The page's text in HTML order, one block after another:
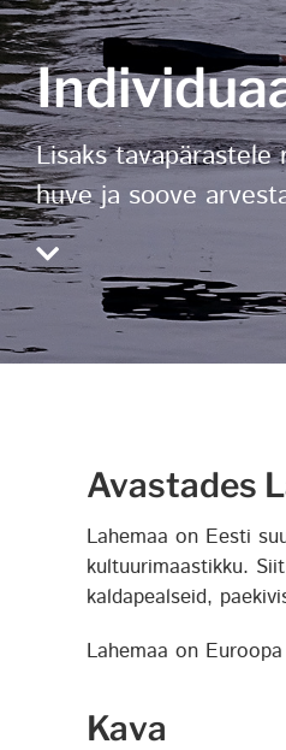
Lisaks
huve ja soove
Avastades
Lahemaa on Eesti
kultuurimaastikku.
kaldapealseid,
Lahemaa on
Kava